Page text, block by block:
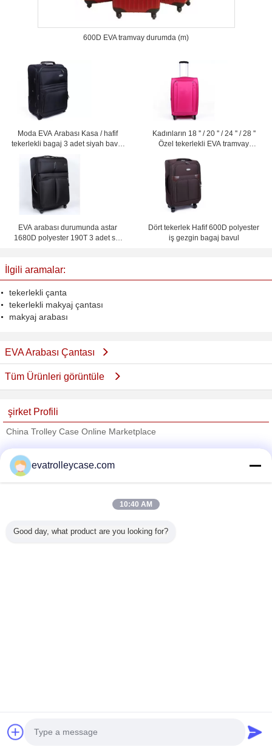
600D EVA tramvay durumda (m)
Moda EVA Arabası Kasa / hafif
tekerlekli bagaj 3 adet siyah bavul
Kadınların 18 '' / 20 '' / 24 '' / 28 ''
Özel tekerlekli EVA tramvay
setleri
EVA arabası durumunda astar
1680D polyester 190T 3 adet set
Dört tekerlek Hafif 600D polyester
iş gezgin bagaj bavul
İlgili aramalar:
tekerlekli çanta
tekerlekli makyaj çantası
makyaj arabası
EVA Arabası Çantası
Tüm Ürünleri görüntüle
şirket Profili
China Trolley Case Online Marketplace
Trust Seal
Verified Suplier
Tüm ürünler
Developed by
evatrolleycase.com
10:40 AM
Good day, what product are you looking for?